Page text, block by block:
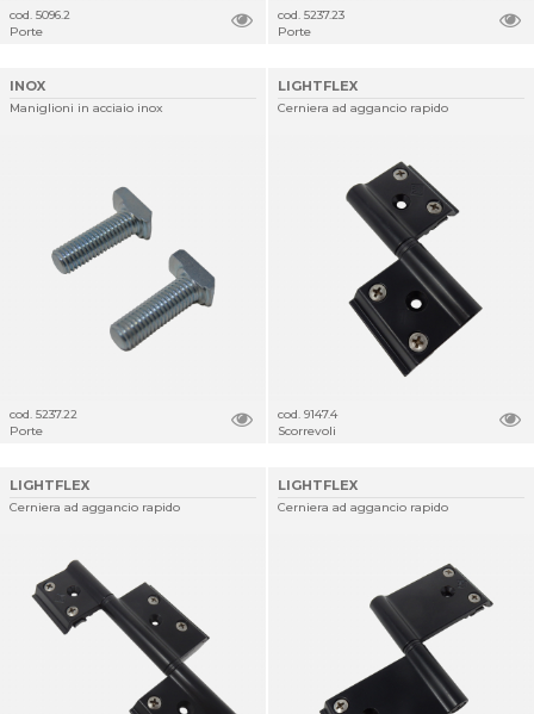
cod. 5096.2
Porte
cod. 5237.23
Porte
INOX
Maniglioni in acciaio inox
cod. 5237.22
Porte
LIGHTFLEX
Cerniera ad aggancio rapido
cod. 9147.4
Scorrevoli
LIGHTFLEX
Cerniera ad aggancio rapido
LIGHTFLEX
Cerniera ad aggancio rapido